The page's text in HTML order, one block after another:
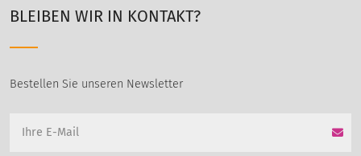
BLEIBEN WIR IN KONTAKT?
Bestellen Sie unseren Newsletter